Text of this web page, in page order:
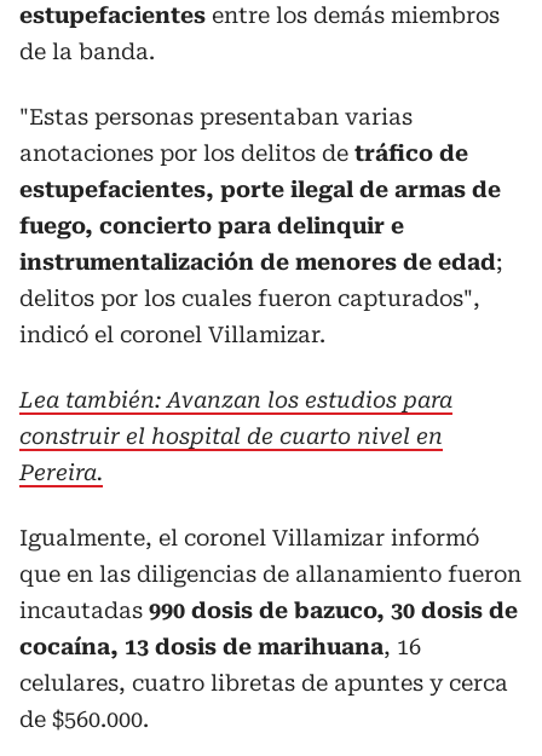
estupefacientes entre los demás miembros
de la banda.
"Estas personas presentaban varias
anotaciones por los delitos de tráfico de
estupefacientes, porte ilegal de armas de
fuego, concierto para delinquir e
instrumentalización de menores de edad;
delitos por los cuales fueron capturados",
indicó el coronel Villamizar.
Lea también: Avanzan los estudios para
construir el hospital de cuarto nivel en
Pereira.
Igualmente, el coronel Villamizar informó
que en las diligencias de allanamiento fueron
incautadas 990 dosis de bazuco, 30 dosis de
cocaína, 13 dosis de marihuana, 16
celulares, cuatro libretas de apuntes y cerca
de $560.000.